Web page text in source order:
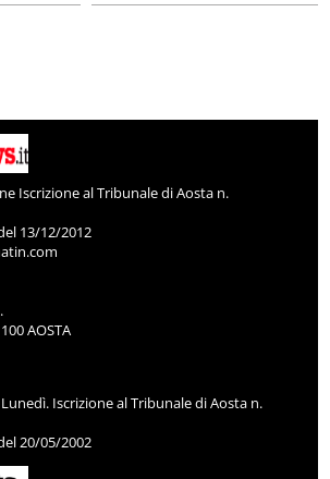
Iscrizione al Tribunale di Aosta n.
13/12/2012
AOSTA
Iscrizione al Tribunale di Aosta n.
20/05/2002